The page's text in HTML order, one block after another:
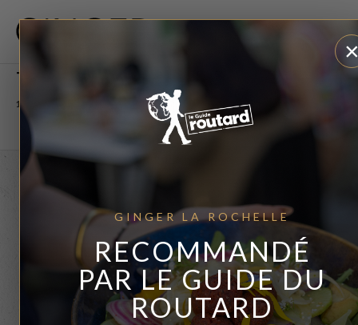
GINGER LA ROCHELLE
RECOMMANDÉ
PAR LE GUIDE DU
ROUTARD
TIRAMISU DÉSTRUCTURÉ
10 OCTOBRE 2023
ABOUT THE AUTHOR
admin4443